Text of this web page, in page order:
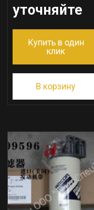
уточняйте
Купить в один
клик
В корзину